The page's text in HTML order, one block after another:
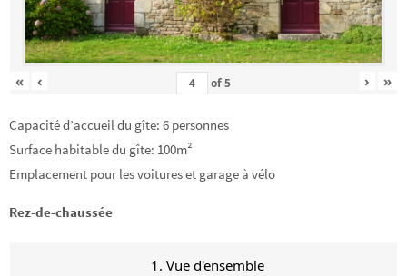
« ‹ of5 › »
Capacité d’accueil du gîte: 6 personnes
Surface habitable du gîte: 100m²
Emplacement pour les voitures et garage à vélo
Rez-de-chaussée
1. Vue d'ensemble